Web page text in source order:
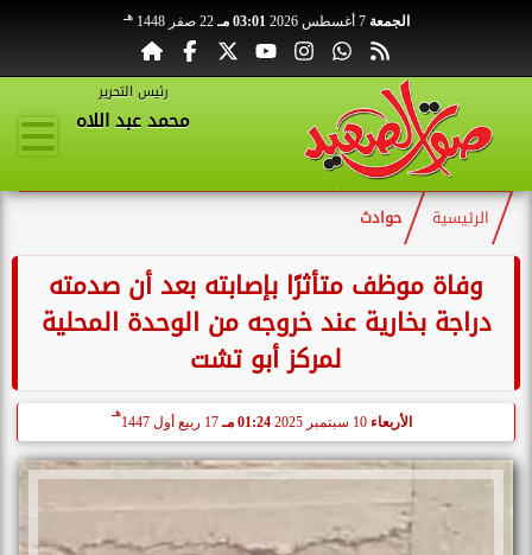
الجمعة 7 أغسطس 2026 03:01 مـ 22 صفر 1448 هـ
رئيس التحرير
محمد عبد اللاه
الرئيسية حوادث
وفاة موظف متأثرًا بإصابته بعد أن صدمته
دراجة بخارية عند خروجه من الوحدة المحلية
لمركز أبو تشت
الأربعاء 10 سبتمبر 2025 01:24 مـ 17 ربيع أول 1447
هـ